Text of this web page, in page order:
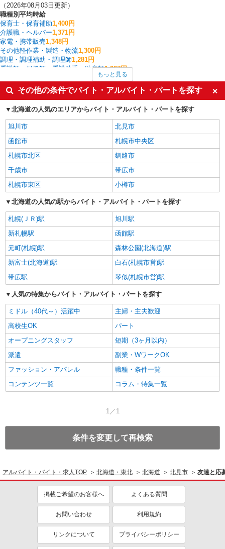
（2026年08月03日更新）
職種別平均時給
保育士・保育補助1,400円
介護職・ヘルパー1,371円
家電・携帯販売1,348円
その他軽作業・製造・物流1,300円
調理・調理補助・調理師1,281円
看護師・保健師・看護助手・助産師1,267円
作業療法士・理学療法士・言語聴覚士・視能訓練士
フロント・受付・フロア案内 1,260円
ファストフード・デリ
1,245円
アパレル販売
1,213円
北見市の他の職種の平均時給を見る
もっと見る
その他の条件でバイト・アルバイト・パートを探す
北海道の人気のエリアからバイト・アルバイト・パートを探す
旭川市
北見市
函館市
札幌市中央区
札幌市北区
釧路市
千歳市
帯広市
札幌市東区
小樽市
北海道の人気の駅からバイト・アルバイト・パートを探す
札幌(ＪＲ)駅
旭川駅
新札幌駅
函館駅
元町(札幌)駅
森林公園(北海道)駅
新富士(北海道)駅
白石(札幌市営)駅
帯広駅
琴似(札幌市営)駅
人気の特集からバイト・アルバイト・パートを探す
ミドル（40代～）活躍中
主婦・主夫歓迎
高校生OK
パート
オープニングスタッフ
短期（3ヶ月以内）
派遣
副業・WワークOK
ファッション・アパレル
職種・条件一覧
コンテンツ一覧
コラム・特集一覧
1／1
条件を変更して再検索
アルバイト・バイト・求人TOP 北海道・東北 北海道 北見市 友達と応
掲載ご希望のお客様へ よくある質問
お問い合わせ 利用規約
リンクについて プライバシーポリシー